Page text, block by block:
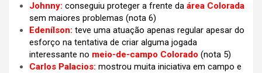
Johnny: conseguiu proteger a frente da área Colorada
sem maiores problemas (nota 6)
Edenílson: teve uma atuação apenas regular apesar do
esforço na tentativa de criar alguma jogada
interessante no meio-de-campo Colorado (nota 5)
Carlos Palacios: mostrou muita iniciativa em campo e